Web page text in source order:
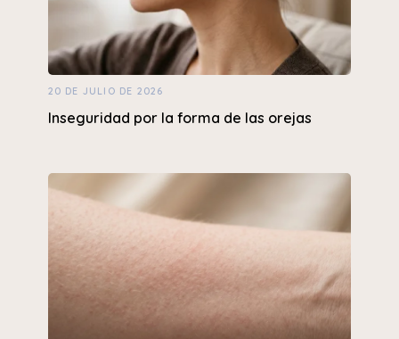
20 DE JULIO DE 2026
Inseguridad por la forma de las orejas